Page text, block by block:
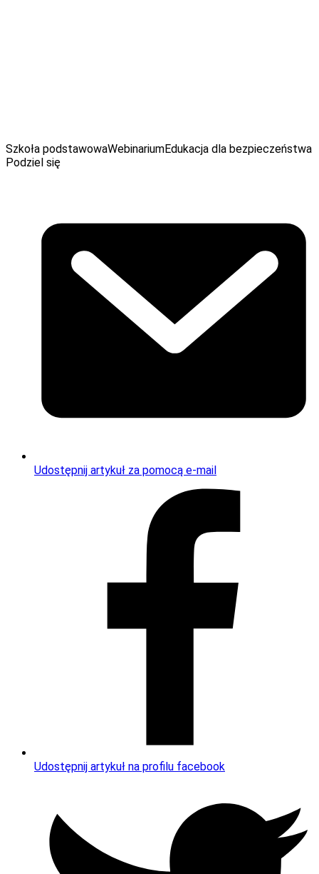
Szkoła podstawowaWebinariumEdukacja dla bezpieczeństwa
Podziel się
Udostępnij artykuł za pomocą e-mail
Udostępnij artykuł na profilu facebook